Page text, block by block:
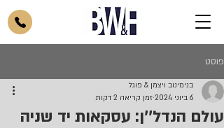
פוסט
עולם הנדל''ן: עסקאות יד שניה
בנימינוב ויצמן & פוגל
6 ביוני 2024
זמן קריאה 2 דקות